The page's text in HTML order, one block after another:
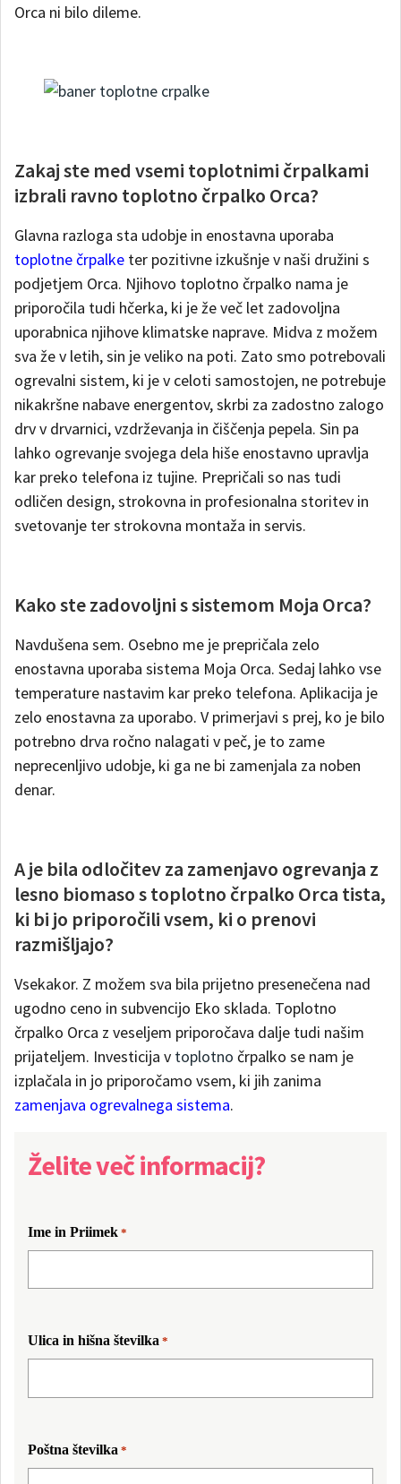
Orca ni bilo dileme.
Zakaj ste med vsemi toplotnimi črpalkami
izbrali ravno toplotno črpalko Orca?
Glavna razloga sta udobje in enostavna uporaba
toplotne črpalke ter pozitivne izkušnje v naši družini s
podjetjem Orca. Njihovo toplotno črpalko nama je
priporočila tudi hčerka, ki je že več let zadovoljna
uporabnica njihove klimatske naprave. Midva z možem
sva že v letih, sin je veliko na poti. Zato smo potrebovali
ogrevalni sistem, ki je v celoti samostojen, ne potrebuje
nikakršne nabave energentov, skrbi za zadostno zalogo
drv v drvarnici, vzdrževanja in čiščenja pepela. Sin pa
lahko ogrevanje svojega dela hiše enostavno upravlja
kar preko telefona iz tujine. Prepričali so nas tudi
odličen design, strokovna in profesionalna storitev in
svetovanje ter strokovna montaža in servis.
Kako ste zadovoljni s sistemom Moja Orca?
Navdušena sem. Osebno me je prepričala zelo
enostavna uporaba sistema Moja Orca. Sedaj lahko vse
temperature nastavim kar preko telefona. Aplikacija je
zelo enostavna za uporabo. V primerjavi s prej, ko je bilo
potrebno drva ročno nalagati v peč, je to zame
neprecenljivo udobje, ki ga ne bi zamenjala za noben
denar.
A je bila odločitev za zamenjavo ogrevanja z
lesno biomaso s toplotno črpalko Orca tista,
ki bi jo priporočili vsem, ki o prenovi
razmišljajo?
Vsekakor. Z možem sva bila prijetno presenečena nad
ugodno ceno in subvencijo Eko sklada. Toplotno
črpalko Orca z veseljem priporočava dalje tudi našim
prijateljem. Investicija v toplotno črpalko se nam je
izplačala in jo priporočamo vsem, ki jih zanima
zamenjava ogrevalnega sistema.
Želite več informacij?
Ime in Priimek *
Ulica in hišna številka *
Poštna številka *